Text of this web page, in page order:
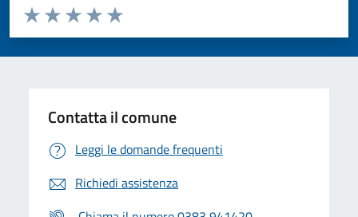
Valuta da 1 a 5 stelle la pagina
Valuta 5 stelle su 5
Valuta 4 stelle su 5
Valuta 3 stelle su 5
Valuta 2 stelle su 5
Valuta 1 stelle su 5
Contatta il comune
Leggi le domande frequenti
Richiedi assistenza